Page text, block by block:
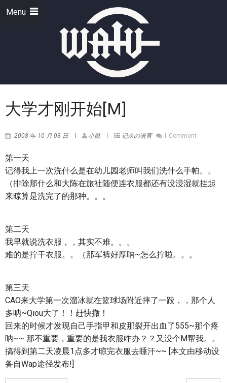
Menu
大学才刚开始[M]
2008 年 10 月 03 日 小懿 记录の语言 1 Comment
第一天
记得我上一次洗什么是在幼儿园老师叫我们洗什么手帕。。
（排除那什么和大陈在旅社随便连衣服都还有没浸湿就挂起
来晾算是洗完了的那种。。。
第二天
我早就说洗衣服，，其实不难。。。
难的是拧干衣服。。（那军裤好厚呐~怎么拧啦。。。
第三天
CAO来大学第一次溜冰就在篮球场附近摔了一跤，，那个人
多呐~Qiou大了！！赶快撤！
回来的时候才发现自己手指甲和皮那裂开出血了555~那个疼
呐~~ 那不重要，重要的是我衣服咋办？？又没个M帮我。。
搞得到第二天凌晨1点多才晾完衣服去睡汗~~ [本文由移动设
备自Wap途径发布!]